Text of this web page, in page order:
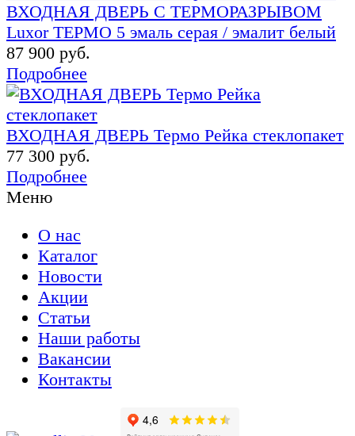
ВХОДНАЯ ДВЕРЬ С ТЕРМОРАЗРЫВОМ
Luxor ТЕРМО 5 эмаль серая / эмалит белый
87 900 руб.
Подробнее
ВХОДНАЯ ДВЕРЬ Термо Рейка стеклопакет
77 300 руб.
Подробнее
Меню
О нас
Каталог
Новости
Акции
Статьи
Наши работы
Вакансии
Контакты